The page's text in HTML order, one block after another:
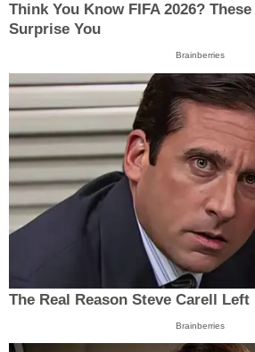
Think You Know FIFA 2026?
Surprise You
Brainberries
The Real Reason Steve Carell
Brainberries